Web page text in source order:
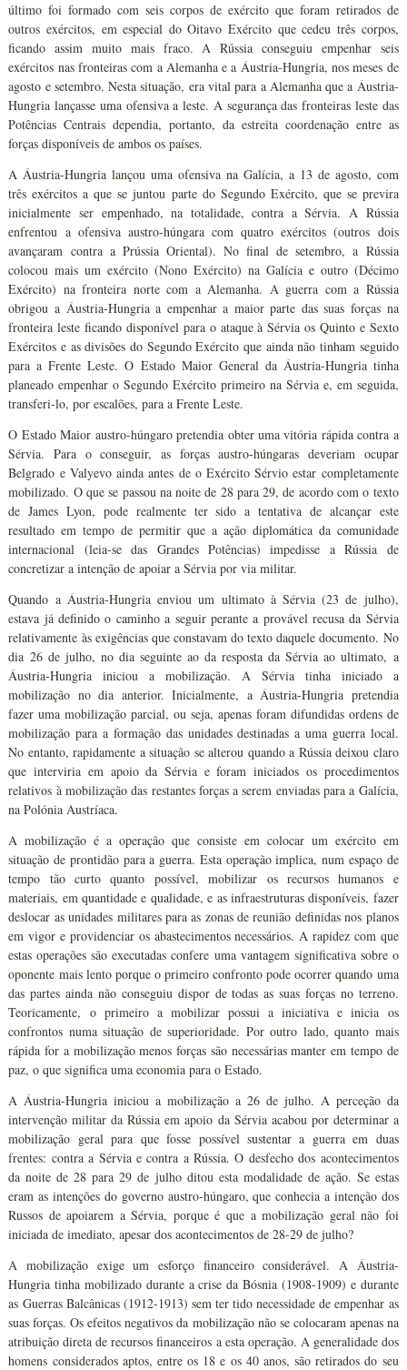
último foi formado com seis corpos de exército que foram retirados de
outros exércitos, em especial do Oitavo Exército que cedeu três corpos,
ficando assim muito mais fraco. A Rússia conseguiu empenhar seis
exércitos nas fronteiras com a Alemanha e a Áustria-Hungria, nos meses de
agosto e setembro. Nesta situação, era vital para a Alemanha que a Áustria-
Hungria lançasse uma ofensiva a leste. A segurança das fronteiras leste das
Potências Centrais dependia, portanto, da estreita coordenação entre as
forças disponíveis de ambos os países.
A Áustria-Hungria lançou uma ofensiva na Galícia, a 13 de agosto, com
três exércitos a que se juntou parte do Segundo Exército, que se previra
inicialmente ser empenhado, na totalidade, contra a Sérvia. A Rússia
enfrentou a ofensiva austro-húngara com quatro exércitos (outros dois
avançaram contra a Prússia Oriental). No final de setembro, a Rússia
colocou mais um exército (Nono Exército) na Galícia e outro (Décimo
Exército) na fronteira norte com a Alemanha. A guerra com a Rússia
obrigou a Áustria-Hungria a empenhar a maior parte das suas forças na
fronteira leste ficando disponível para o ataque à Sérvia os Quinto e Sexto
Exércitos e as divisões do Segundo Exército que ainda não tinham seguido
para a Frente Leste. O Estado Maior General da Áustria-Hungria tinha
planeado empenhar o Segundo Exército primeiro na Sérvia e, em seguida,
transferi-lo, por escalões, para a Frente Leste.
O Estado Maior austro-húngaro pretendia obter uma vitória rápida contra a
Sérvia. Para o conseguir, as forças austro-húngaras deveriam ocupar
Belgrado e Valyevo ainda antes de o Exército Sérvio estar completamente
mobilizado. O que se passou na noite de 28 para 29, de acordo com o texto
de James Lyon, pode realmente ter sido a tentativa de alcançar este
resultado em tempo de permitir que a ação diplomática da comunidade
internacional (leia-se das Grandes Potências) impedisse a Rússia de
concretizar a intenção de apoiar a Sérvia por via militar.
Quando a Áustria-Hungria enviou um ultimato à Sérvia (23 de julho),
estava já definido o caminho a seguir perante a provável recusa da Sérvia
relativamente às exigências que constavam do texto daquele documento. No
dia 26 de julho, no dia seguinte ao da resposta da Sérvia ao ultimato, a
Áustria-Hungria iniciou a mobilização. A Sérvia tinha iniciado a
mobilização no dia anterior. Inicialmente, a Áustria-Hungria pretendia
fazer uma mobilização parcial, ou seja, apenas foram difundidas ordens de
mobilização para a formação das unidades destinadas a uma guerra local.
No entanto, rapidamente a situação se alterou quando a Rússia deixou claro
que interviria em apoio da Sérvia e foram iniciados os procedimentos
relativos à mobilização das restantes forças a serem enviadas para a Galícia,
na Polónia Austríaca.
A mobilização é a operação que consiste em colocar um exército em
situação de prontidão para a guerra. Esta operação implica, num espaço de
tempo tão curto quanto possível, mobilizar os recursos humanos e
materiais, em quantidade e qualidade, e as infraestruturas disponíveis, fazer
deslocar as unidades militares para as zonas de reunião definidas nos planos
em vigor e providenciar os abastecimentos necessários. A rapidez com que
estas operações são executadas confere uma vantagem significativa sobre o
oponente mais lento porque o primeiro confronto pode ocorrer quando uma
das partes ainda não conseguiu dispor de todas as suas forças no terreno.
Teoricamente, o primeiro a mobilizar possui a iniciativa e inicia os
confrontos numa situação de superioridade. Por outro lado, quanto mais
rápida for a mobilização menos forças são necessárias manter em tempo de
paz, o que significa uma economia para o Estado.
A Áustria-Hungria iniciou a mobilização a 26 de julho. A perceção da
intervenção militar da Rússia em apoio da Sérvia acabou por determinar a
mobilização geral para que fosse possível sustentar a guerra em duas
frentes: contra a Sérvia e contra a Rússia. O desfecho dos acontecimentos
da noite de 28 para 29 de julho ditou esta modalidade de ação. Se estas
eram as intenções do governo austro-húngaro, que conhecia a intenção dos
Russos de apoiarem a Sérvia, porque é que a mobilização geral não foi
iniciada de imediato, apesar dos acontecimentos de 28-29 de julho?
A mobilização exige um esforço financeiro considerável. A Áustria-
Hungria tinha mobilizado durante a crise da Bósnia (1908-1909) e durante
as Guerras Balcânicas (1912-1913) sem ter tido necessidade de empenhar as
suas forças. Os efeitos negativos da mobilização não se colocaram apenas na
atribuição direta de recursos financeiros a esta operação. A generalidade dos
homens considerados aptos, entre os 18 e os 40 anos, são retirados do seu